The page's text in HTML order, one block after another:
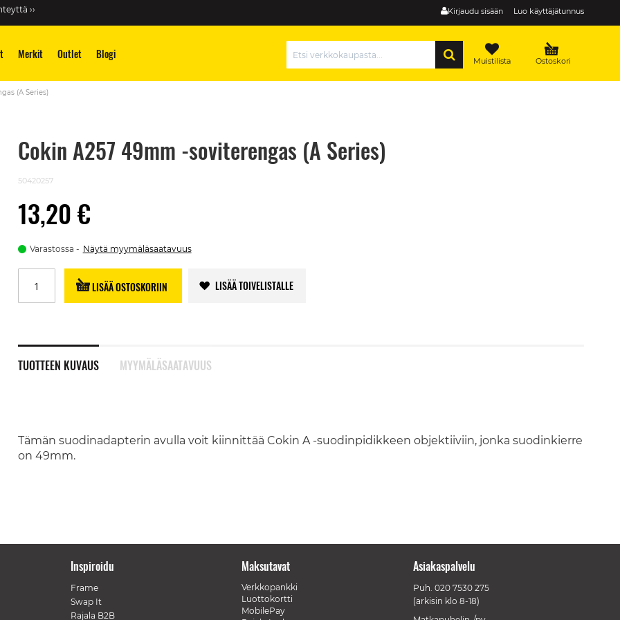
Kirjaudu sisään Luo käyttäjätunnus
››
Merkit Outlet Blogi Ostoskori
Muistilista
(A Series)
Cokin A257 49mm -soviterengas (A Series)
50420257
13,20 €
Varastossa Näytä myymäläsaatavuus
LISÄÄ OSTOSKORIIN LISÄÄ TOIVELISTALLE
TUOTTEEN KUVAUS
Tämän suodinadapterin avulla voit kiinnittää Cokin A -suodinpidikkeen objektiiviin, jonka suodinkierre
on 49mm.
MYYMÄLÄSAATAVUUS
Inspiroidu
Frame
Swap It
Rajala B2B
Maksutavat
Verkkopankki
Luottokortti
MobilePay
Asiakaspalvelu
Puh. 020 7530 275
(arkisin klo 8-18)